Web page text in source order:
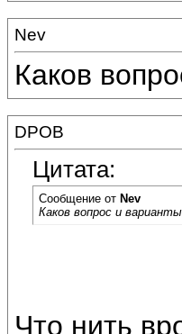
Nev
Каков
DPOB
Цитата:
Сообщение от Nev
Каков вопрос и
Что нить